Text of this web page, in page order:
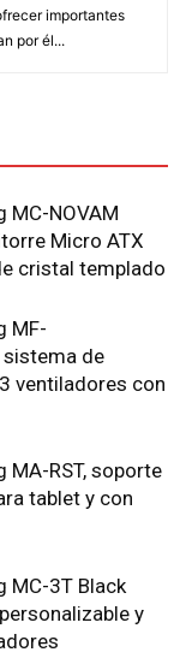
importantes
por él...
MC-NOVAM
Micro ATX
cristal templado
MF-
sistema de
ventiladores con
MA-RST, soporte
tablet y con
MC-3T Black
y